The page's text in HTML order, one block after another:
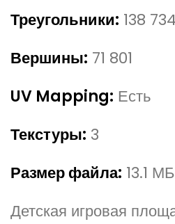
Треугольники: 138 734
Вершины: 71 801
UV Mapping: Есть
Текстуры: 3
Размер файла: 13.1 МБ
Детская игровая